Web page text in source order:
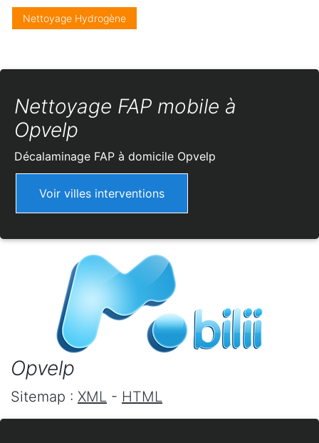
Nettoyage Hydrogène
Nettoyage FAP mobile à
Opvelp
Décalaminage FAP à domicile Opvelp
Voir villes interventions
Opvelp
Sitemap : XML - HTML